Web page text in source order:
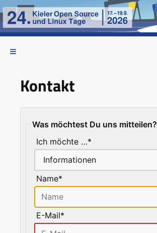
Kontakt
Was möchtest Du uns mitteilen?
Ich möchte …*
Name*
E-Mail*